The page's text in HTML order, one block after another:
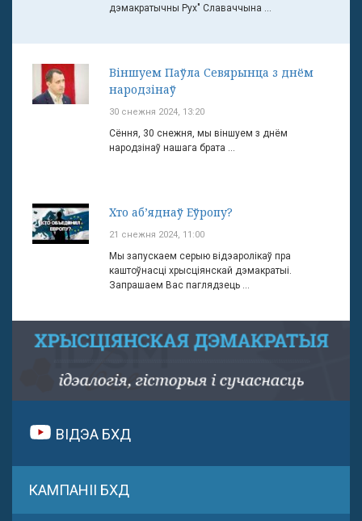
дэмакратычны Рух" Славаччына ...
Віншуем Паўла Севярынца з днём
народзінаў
30 снежня 2024, 13:20
Сёння, 30 снежня, мы віншуем з днём
народзінаў нашага брата ...
Хто аб’яднаў Еўропу?
21 снежня 2024, 11:00
Мы запускаем серыю відэаролікаў пра
каштоўнасці хрысціянскай дэмакратыі.
Запрашаем Вас паглядзець ...
ВІДЭА БХД
КАМПАНІІ БХД